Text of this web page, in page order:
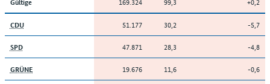
CDU 51.177 30,2 -5,7
SPD 47.871 28,3 -4,8
GRÜNE 19.676 11,6 -0,6